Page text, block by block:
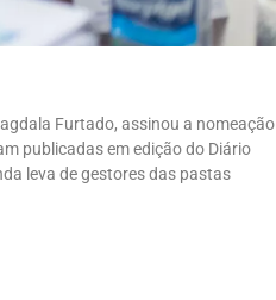
Furtado, assinou a nomeação
publicadas em edição do Diário
leva de gestores das pastas